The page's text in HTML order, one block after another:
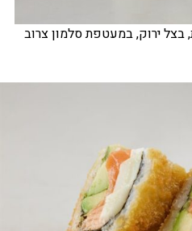
בצל ירוק, במעטפת סלמון צרוב